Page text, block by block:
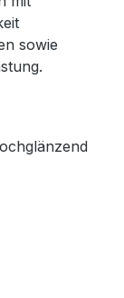
sowie